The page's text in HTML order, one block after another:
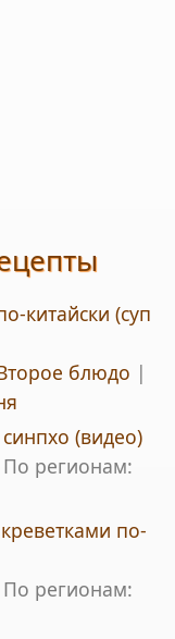
китайски (суп
блюдо |
(видео)
По регионам:
по-
По регионам: